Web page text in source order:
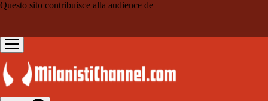
Questo sito contribuisce alla audience de